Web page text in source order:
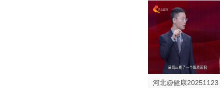
河北@健康20251123